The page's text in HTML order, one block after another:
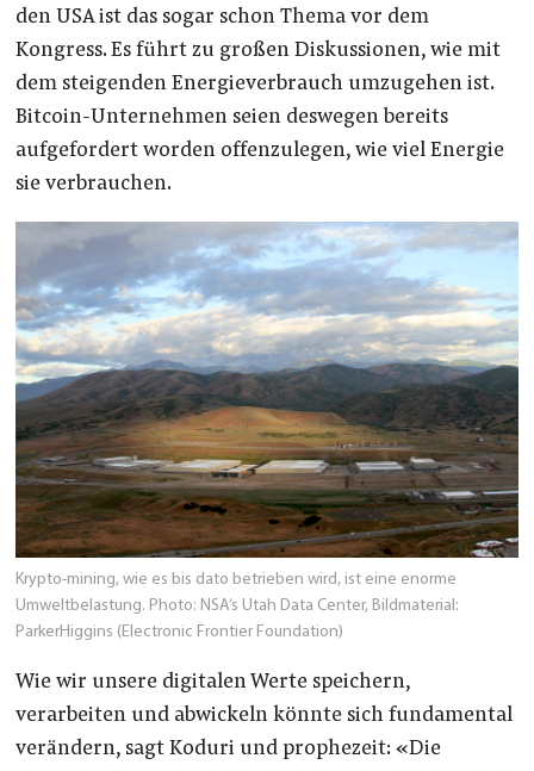
den USA ist das sogar schon Thema vor dem
Kongress. Es führt zu großen Diskussionen, wie mit
dem steigenden Energieverbrauch umzugehen ist.
Bitcoin-Unternehmen seien deswegen bereits
aufgefordert worden offenzulegen, wie viel Energie
sie verbrauchen.
Krypto-mining, wie es bis dato betrieben wird, ist eine enorme
Umweltbelastung. Photo: NSA’s Utah Data Center, Bildmaterial:
ParkerHiggins (Electronic Frontier Foundation)
Wie wir unsere digitalen Werte speichern,
verarbeiten und abwickeln könnte sich fundamental
verändern, sagt Koduri und prophezeit: «Die